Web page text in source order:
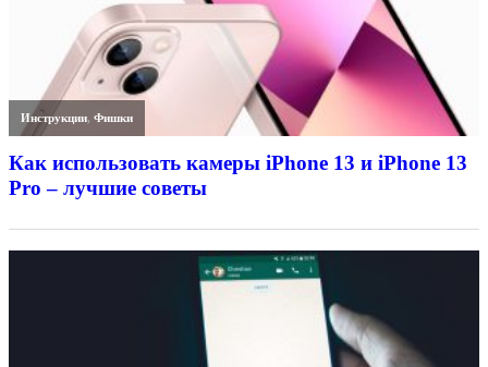
Инструкции,Фишки
Как использовать камеры iPhone 13 и iPhone 13
Pro – лучшие советы